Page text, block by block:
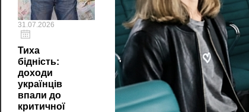
31.07.2026
Тиха
бідність:
доходи
українців
впали до
критичної